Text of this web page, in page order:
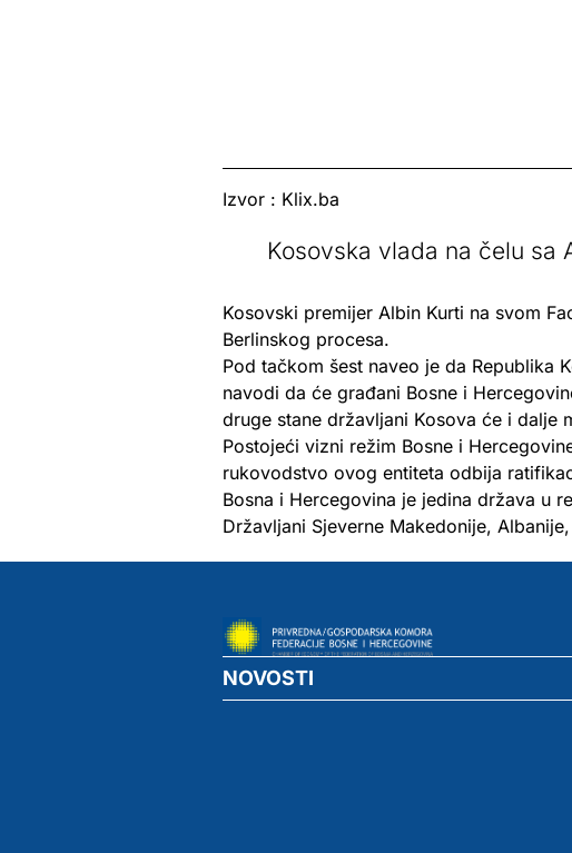
Izvor : Klix.ba
Kosovska vlada na čelu sa
Kosovski premijer Albin Kurti na svom
Berlinskog procesa.
Pod tačkom šest naveo je da Republika
navodi da će građani Bosne i
druge stane državljani Kosova će i dalje
Postojeći vizni režim Bosne i
rukovodstvo ovog entiteta odbija
Bosna i Hercegovina je jedina država u
Državljani Sjeverne Makedonije,
NOVOSTI